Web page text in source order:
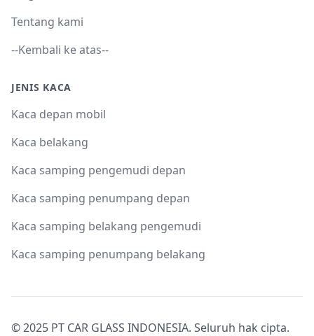
Tentang kami
--Kembali ke atas--
JENIS KACA
Kaca depan mobil
Kaca belakang
Kaca samping pengemudi depan
Kaca samping penumpang depan
Kaca samping belakang pengemudi
Kaca samping penumpang belakang
© 2025 PT CAR GLASS INDONESIA. Seluruh hak cipta.